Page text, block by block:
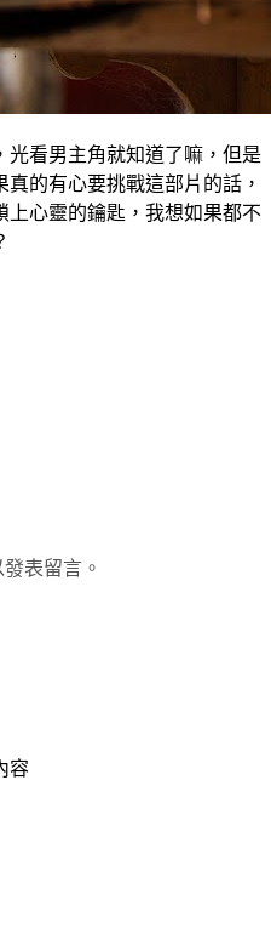
看男主角就知道了嘛，但是
的有心要挑戰這部片的話，
上心靈的鑰匙，我想如果都不
發表留言。
容